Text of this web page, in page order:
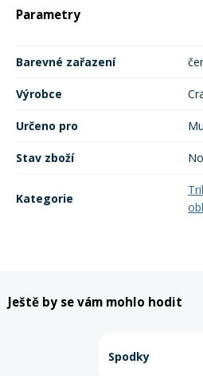
Parametry
Barevné zařazení
Výrobce
Určeno pro
Stav zboží
Kategorie
Ještě by se vám mohlo hodit
Spodky